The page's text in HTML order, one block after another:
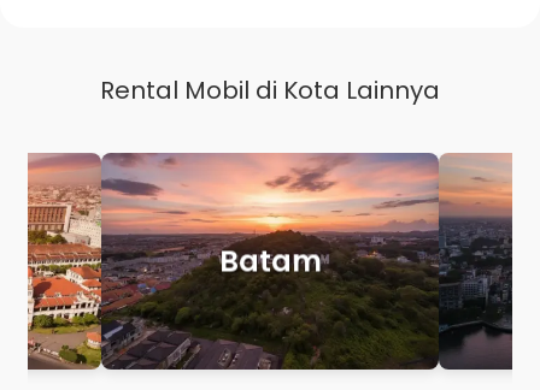
Rental Mobil di Kota Lainnya
Makassar